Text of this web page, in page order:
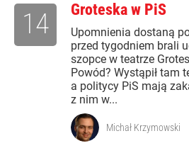
Groteska w PiS
Upomnienia dostaną
przed tygodniem brali
szopce w teatrze
Powód? Wystąpił tam
a politycy PiS mają
z nim w...
14
Michał Krzymowski